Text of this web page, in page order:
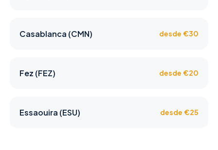
Casablanca (CMN) desde €30
Fez (FEZ) desde €20
Essaouira (ESU) desde €25